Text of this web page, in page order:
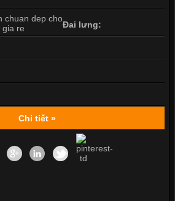
Đai lưng:
Chi tiết »